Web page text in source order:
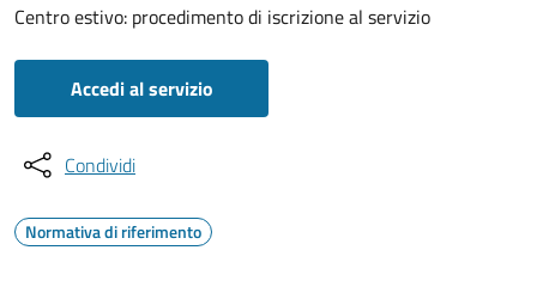
Centro estivo: procedimento di iscrizione al servizio
Accedi al servizio
Condividi
Normativa di riferimento